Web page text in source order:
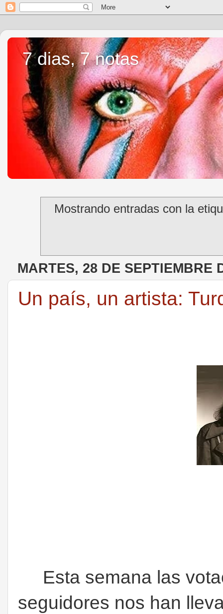
7 dias, 7 notas
Mostrando entradas con la
MARTES, 28 DE SEPTIEMBRE
Un país, un artista:
Esta semana las
seguidores nos han